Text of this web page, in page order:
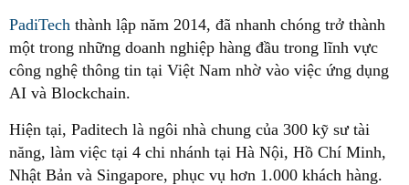
PadiTech thành lập năm 2014, đã nhanh chóng trở thành
một trong những doanh nghiệp hàng đầu trong lĩnh vực
công nghệ thông tin tại Việt Nam nhờ vào việc ứng dụng
AI và Blockchain.
Hiện tại, Paditech là ngôi nhà chung của 300 kỹ sư tài
năng, làm việc tại 4 chi nhánh tại Hà Nội, Hồ Chí Minh,
Nhật Bản và Singapore, phục vụ hơn 1.000 khách hàng.